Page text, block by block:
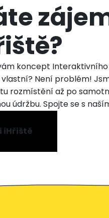
koncept
Není problém!
rozmístění až po
údržbu. Spojte se s
iHřiště